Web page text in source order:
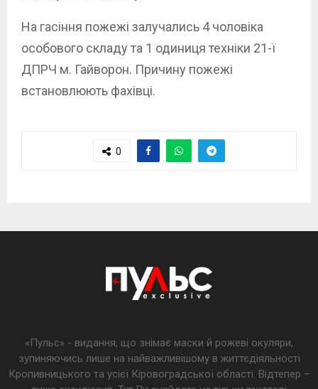
На гасіння пожежі залучались 4 чоловіка
особового складу та 1 одиниця техніки 21-ї
ДПРЧ м. Гайворон. Причину пожежі
встановлюють фахівці.
0
«Пульс» - видання, що знімає маски й рожеві окуляри,
зупиняючись лише на найважливішому в життєдіяльності
Кропивницького та усієї Кіровоградської області. Відтепер –